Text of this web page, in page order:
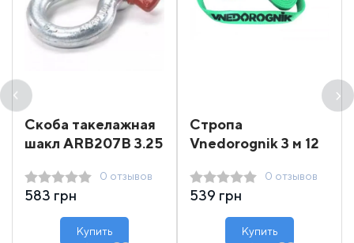
Скоба такелажная
шакл ARB207B 3.25
0 отзывов
583 грн
Купить
Стропа
Vnedorognik 3 м 12
0 отзывов
539 грн
Купить